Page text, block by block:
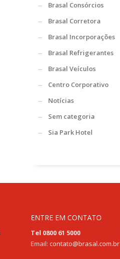
Brasal Consórcios
Brasal Corretora
Brasal Incorporações
Brasal Refrigerantes
Brasal Veículos
Centro Corporativo
Notícias
Sem categoria
Sia Park Hotel
ENTRE EM CONTATO
Tel 0800 61 5000
Email: contato@brasal.com.br